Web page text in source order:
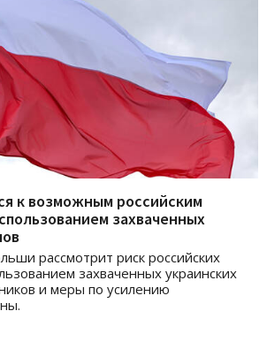
к возможным российским
захваченных
рассмотрит риск российских
захваченных украинских
и меры по усилению